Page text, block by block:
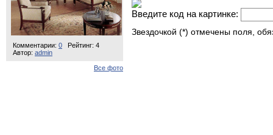
Комментарии: 0
Рейтинг: 4
Автор: admin
Все фото
Введите код на картинке:
Звездочкой (*) отмечены поля,